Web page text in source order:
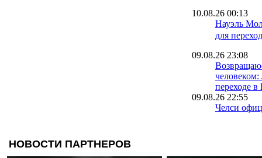
10.08.26 00:13
Науэль
для
09.08.26 23:08
переходе
09.08.26 22:55
Челси